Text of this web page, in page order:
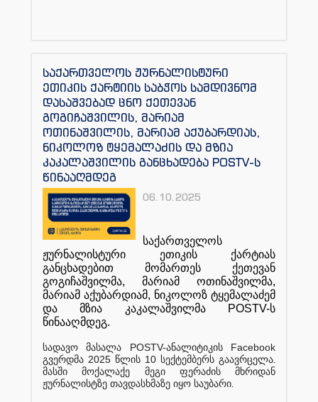
საქართველოს ჟურნალისტური
ეთიკის ქარტიის საბჭოს სამდივნომ
დასაშვებად ცნო ქეთევან
გოგიჩაშვილის, მარიამ
ოთინაშვილის, მარიამ აქუბარდიას,
ნიკოლოზ ტყემალაძის და მზია
კაკალაშვილის განცხადება POSTV-ს
წინააღმდეგ
06.10.2025
საქართველოს
ჟურნალისტური
ეთიკის
ქარტიას
განცხადებით
მომართეს
ქეთევან
გოგიჩაშვილმა, მარიამ ოთინაშვილმა,
მარიამ აქუბარდიამ, ნიკოლოზ ტყემალაძემ
და
მზია კაკალაშვილმა POSTV-ს
წინააღმდეგ.
სადავო მასალა POSTV-ანალიტიკის Facebook
გვერდმა 2025 წლის 10 სექტემბერს გაავრცელა
მასში მოქალაქე მეგი ფერაძის
მხრიდან
ჟურნალისტზე თავდასხმაზე იყო საუბარი